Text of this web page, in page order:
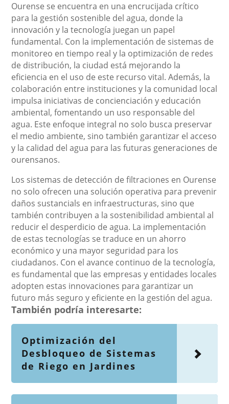
Ourense se encuentra en una encrucijada crítico
para la gestión sostenible del agua, donde la
innovación y la tecnología juegan un papel
fundamental. Con la implementación de sistemas de
monitoreo en tiempo real y la optimización de redes
de distribución, la ciudad está mejorando la
eficiencia en el uso de este recurso vital. Además, la
colaboración entre instituciones y la comunidad local
impulsa iniciativas de concienciación y educación
ambiental, fomentando un uso responsable del
agua. Este enfoque integral no solo busca preservar
el medio ambiente, sino también garantizar el acceso
y la calidad del agua para las futuras generaciones de
ourensanos.
Los sistemas de detección de filtraciones en Ourense
no solo ofrecen una solución operativa para prevenir
daños sustancials en infraestructuras, sino que
también contribuyen a la sostenibilidad ambiental al
reducir el desperdicio de agua. La implementación
de estas tecnologías se traduce en un ahorro
económico y una mayor seguridad para los
ciudadanos. Con el avance continuo de la tecnología,
es fundamental que las empresas y entidades locales
adopten estas innovaciones para garantizar un
futuro más seguro y eficiente en la gestión del agua.
También podría interesarte:
Optimización del
Desbloqueo de Sistemas
de Riego en Jardines